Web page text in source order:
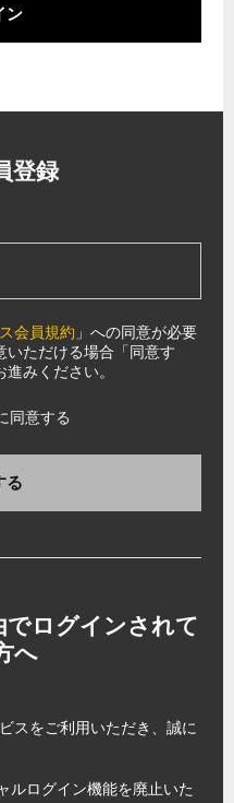
ン
登録
会員規約 」への同意が必要
いただける場合「同意す
みください。
同意する
る
ログインされて
へ
スをご利用いただき、誠に
ルログイン機能を廃止いた